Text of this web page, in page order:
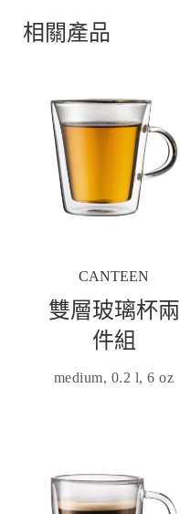
相關產品
CANTEEN
雙層玻璃杯兩
件組
medium, 0.2 l, 6 oz